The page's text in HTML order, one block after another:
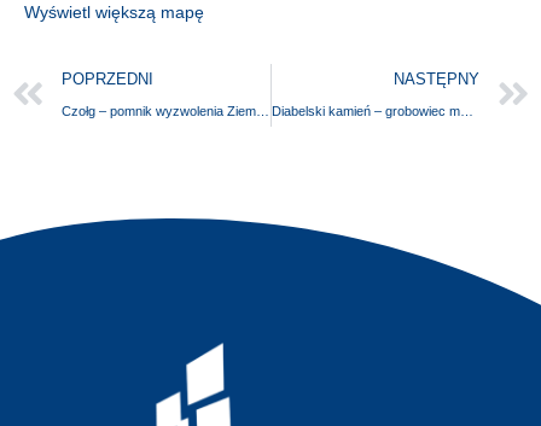
Wyświetl większą mapę
POPRZEDNI NASTĘPNY
Diabelski kamień – grobowiec megalityczny koło Seelvitz